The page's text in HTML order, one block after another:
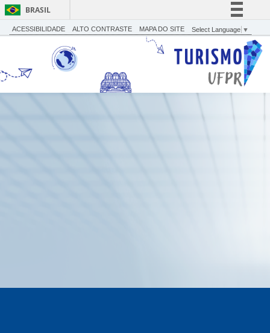
BRASIL
Simplifique!
Comunica BR
Participe
Acesso à informação
ACESSIBILIDADE ALTO CONTRASTE MAPA DO SITE Select Language ▼